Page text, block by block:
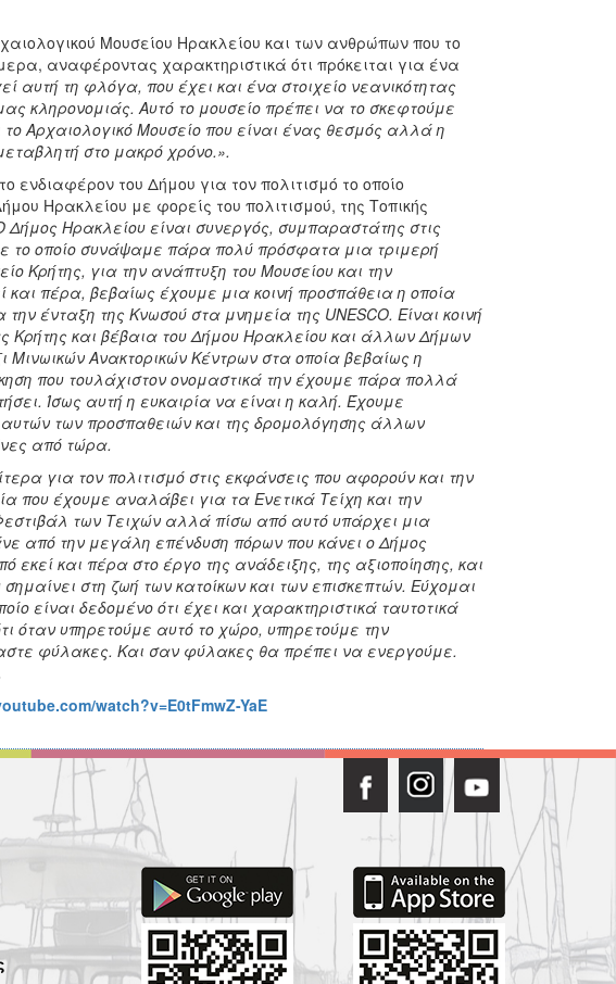
Μουσείου Ηρακλείου και των ανθρώπων που το
αναφέροντας χαρακτηριστικά ότι πρόκειται για ένα
αυτή τη φλόγα, που έχει και ένα στοιχείο νεανικότητας
κληρονομιάς. Αυτό το μουσείο πρέπει να το σκεφτούμε
Αρχαιολογικό Μουσείο που είναι ένας θεσμός αλλά η
στο μακρό χρόνο.».
του Δήμου για τον πολιτισμό το οποίο
Ηρακλείου με φορείς του πολιτισμού, της Τοπικής
Δήμος Ηρακλείου είναι συνεργός, συμπαραστάτης στις
το οποίο συνάψαμε πάρα πολύ πρόσφατα μια τριμερή
Κρήτης, για την ανάπτυξη του Μουσείου και την
και πέρα, βεβαίως έχουμε μια κοινή προσπάθεια η οποία
ένταξη της Κνωσού στα μνημεία της UNESCO. Είναι κοινή
Κρήτης και βέβαια του Δήμου Ηρακλείου και άλλων Δήμων
Μινωικών Ανακτορικών Κέντρων στα οποία βεβαίως η
που τουλάχιστον ονομαστικά την έχουμε πάρα πολλά
Ίσως αυτή η ευκαιρία να είναι η καλή. Έχουμε
των προσπαθειών και της δρομολόγησης άλλων
από τώρα.
για τον πολιτισμό στις εκφάνσεις που αφορούν και την
που έχουμε αναλάβει για τα Ενετικά Τείχη και την
των Τειχών αλλά πίσω από αυτό υπάρχει μια
από την μεγάλη επένδυση πόρων που κάνει ο Δήμος
και πέρα στο έργο της ανάδειξης, της αξιοποίησης, και
στη ζωή των κατοίκων και των επισκεπτών. Εύχομαι
είναι δεδομένο ότι έχει και χαρακτηριστικά ταυτοτικά
όταν υπηρετούμε αυτό το χώρο, υπηρετούμε την
φύλακες. Και σαν φύλακες θα πρέπει να ενεργούμε.
watch?v=E0tFmwZ-YaE